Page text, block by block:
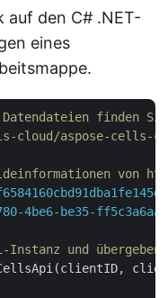
auf den C# .NET-
eines
finden
cloud/aspose-cells-
von
4be6-be35-
und